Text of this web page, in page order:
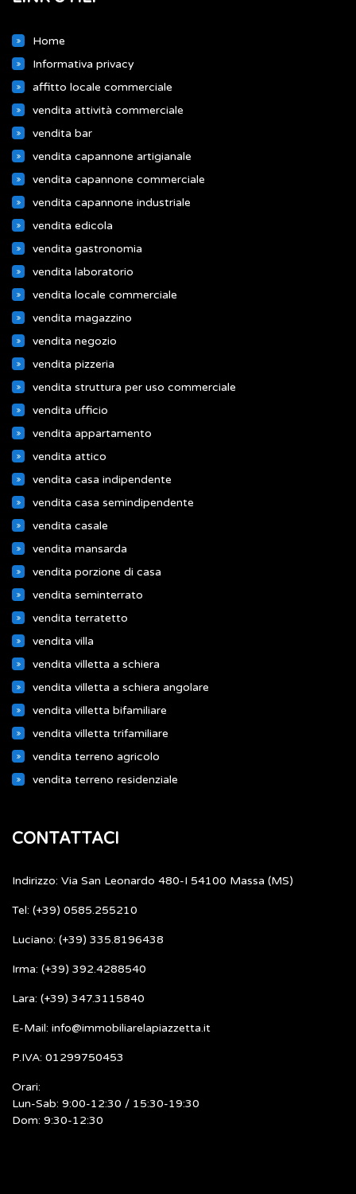
Home
Informativa privacy
affitto locale commerciale
vendita attività commerciale
vendita bar
vendita capannone artigianale
vendita capannone commerciale
vendita capannone industriale
vendita edicola
vendita gastronomia
vendita laboratorio
vendita locale commerciale
vendita magazzino
vendita negozio
vendita pizzeria
vendita struttura per uso commerciale
vendita ufficio
vendita appartamento
vendita attico
vendita casa indipendente
vendita casa semindipendente
vendita casale
vendita mansarda
vendita porzione di casa
vendita seminterrato
vendita terratetto
vendita villa
vendita villetta a schiera
vendita villetta a schiera angolare
vendita villetta bifamiliare
vendita villetta trifamiliare
vendita terreno agricolo
vendita terreno residenziale
CONTATTACI
Indirizzo: Via San Leonardo 480-I 54100 Massa (MS)
Tel: (+39) 0585.255210
Luciano: (+39) 335.8196438
Irma: (+39) 392.4288540
Lara: (+39) 347.3115840
E-Mail: info@immobiliarelapiazzetta.it
P.IVA: 01299750453
Orari:
Lun-Sab: 9:00-12:30 / 15:30-19:30
Dom: 9:30-12:30